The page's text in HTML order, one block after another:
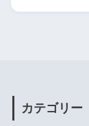
カテゴリー